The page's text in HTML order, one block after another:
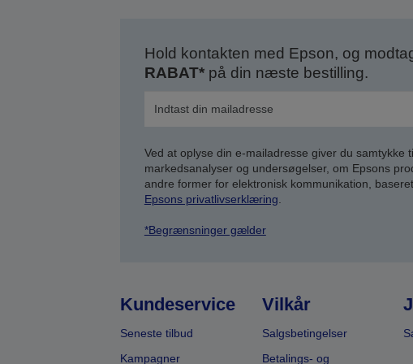
Hold kontakten med Epson, og
RABAT*på din næste bestilling.
Ved at oplyse din e-mailadresse giver du
markedsanalyser og undersøgelser, om Epsons
andre former for elektronisk kommunikation,
Epsons privatlivserklæring.
*Begrænsninger gælder
Kundeservice
Seneste tilbud
Kampagner
Vilkår
Salgsbetingelser
Betalings- og